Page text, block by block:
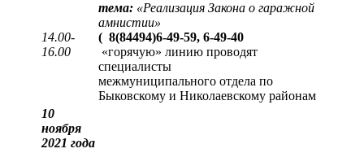
14.00-
16.00
тема: «Реализация Закона о гаражной
амнистии»
( 8(84494)6-49-59, 6-49-40
«горячую» линию проводят
специалисты
межмуниципального отдела по
Быковскому и Николаевскому районам
10
ноября
2021 года